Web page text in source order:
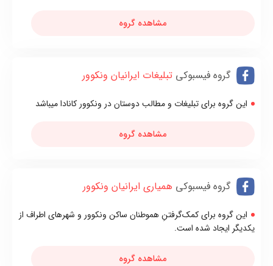
مشاهده گروه
گروه فیسبوکی تبلیغات ایرانیان ونکوور
این گروه برای تبلیغات و مطالب دوستان در ونکوور کانادا میباشد
مشاهده گروه
گروه فیسبوکی همیاری ایرانیان ونکوور
این گروه برای کمک‌گرفتنِ هموطنان ساکن ونکوور و شهرهای اطراف از
یکدیگر ایجاد شده است.
مشاهده گروه